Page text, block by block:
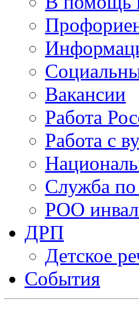
Вакансии
Работа
Работа с
Служба по
РОО
ДРП
Детское
События